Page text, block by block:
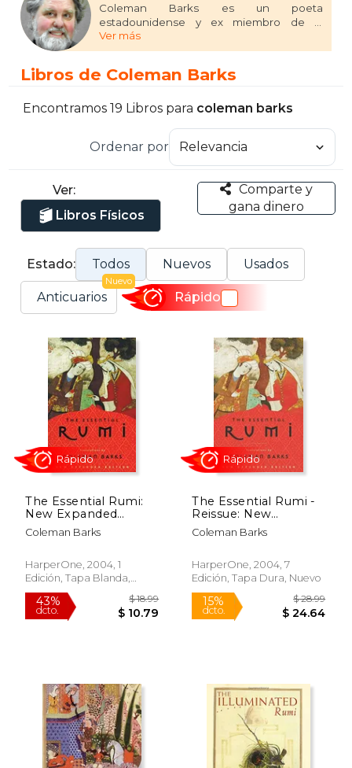
Coleman Barks es un poeta
estadounidense y ex miembro de la
facultad de literatura de la Universidad de
Georgia. Aunque no habla ni lee persa, es
los poemas basándose en otras
Ver más
Libros de Coleman Barks
Encontramos 19 Libros para coleman barks
Ordenar por
Ver:
Libros Físicos
Comparte y
gana dinero
Estado: Todos Nuevos Usados
Anticuarios
Nuevo
Rápido
The Essential Rumi:
New Expanded
Edition (en Inglés)
Coleman Barks
HarperOne, 2004, 1
Edición, Tapa Blanda,
Nuevo
43%
dcto. $ 10.79
The Essential Rumi -
Reissue: New
Expanded Edition (en
Inglés)
Coleman Barks
HarperOne, 2004, 7
Edición, Tapa Dura, Nuevo
15%
dcto.